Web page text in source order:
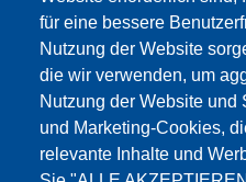
für eine bessere
Nutzung der Website
die wir verwenden, um
Nutzung der Website und
und Marketing-Cookies,
relevante Inhalte und
Dieser Inhalt ist
Cookies nicht
NUR DIE